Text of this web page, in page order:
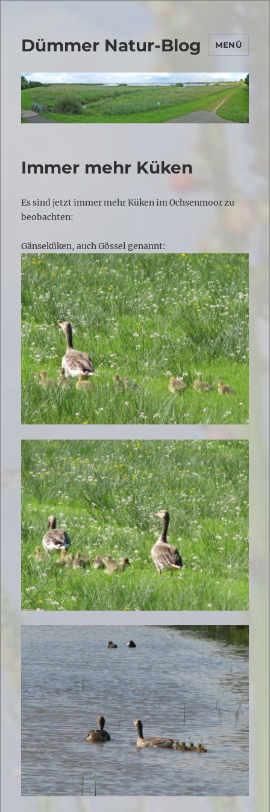
Dümmer Natur-Blog MENÜ
Immer mehr Küken
Es sind jetzt immer mehr Küken im Ochsenmoor zu
beobachten:
Gänseküken, auch Gössel genannt: